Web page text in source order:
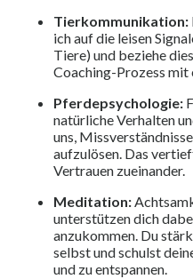
Tierkommunikation:
ich auf die leisen
Tiere) und beziehe
Coaching-Prozess mit
Pferdepsychologie:
natürliche Verhalten
uns,
aufzulösen. Das
Vertrauen zueinander.
Meditation:
unterstützen dich
anzukommen. Du
selbst und schulst
und zu entspannen.